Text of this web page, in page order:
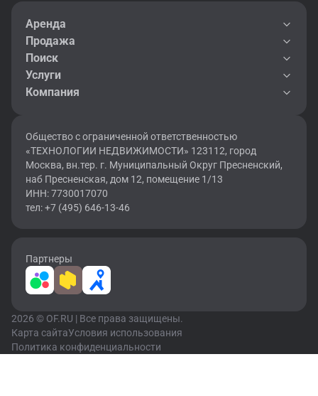
Аренда
Продажа
Поиск
Услуги
Компания
Общество с ограниченной ответственностью
«ТЕХНОЛОГИИ НЕДВИЖИМОСТИ» 123112, город
Москва, вн.тер. г. Муниципальный Округ Пресненский,
наб Пресненская, дом 12, помещение 1/13
ИНН: 7730017070
тел: +7 (495) 646-13-46
Партнеры
2026 © OF.RU | Все права защищены.
Карта сайтаУсловия использования
Политика конфиденциальности